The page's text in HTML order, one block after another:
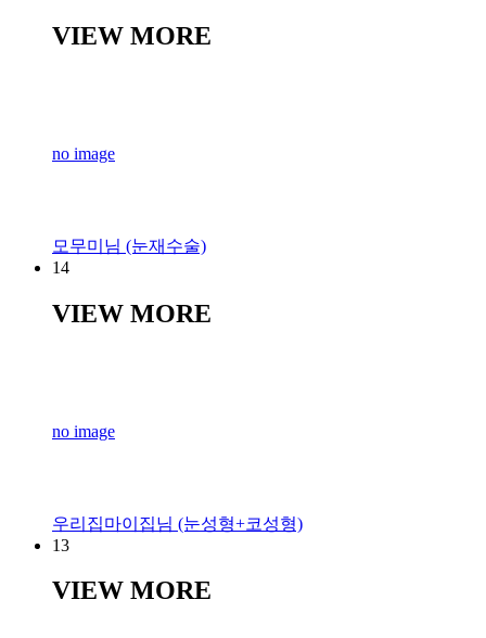
VIEW MORE
no image
모무미님 (눈재수술)
14
VIEW MORE
no image
우리집마이집님 (눈성형+코성형)
13
VIEW MORE